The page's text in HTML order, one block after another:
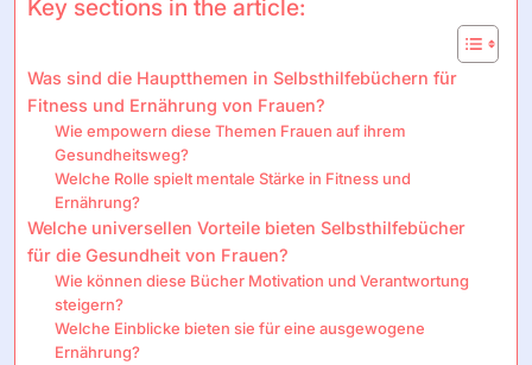
Key sections in the article:
Was sind die Hauptthemen in Selbsthilfebüchern für
Fitness und Ernährung von Frauen?
Wie empowern diese Themen Frauen auf ihrem
Gesundheitsweg?
Welche Rolle spielt mentale Stärke in Fitness und
Ernährung?
Welche universellen Vorteile bieten Selbsthilfebücher
für die Gesundheit von Frauen?
Wie können diese Bücher Motivation und Verantwortung
steigern?
Welche Einblicke bieten sie für eine ausgewogene
Ernährung?